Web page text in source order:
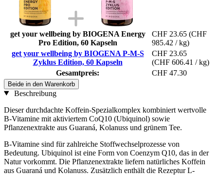
get your wellbeing by BIOGENA Energy
Pro Edition, 60 Kapseln
CHF 23.65 (CHF
985.42 / kg)
get your wellbeing by BIOGENA P-M-S
Zyklus Edition, 60 Kapseln
CHF 23.65
(CHF 606.41 / kg)
Gesamtpreis:
CHF 47.30
Beide in den Warenkorb
Beschreibung
Dieser durchdachte Koffein-Spezialkomplex kombiniert wertvolle
B-Vitamine mit aktiviertem CoQ10 (Ubiquinol) sowie
Pflanzenextrakte aus Guaraná, Kolanuss und grünem Tee.
B-Vitamine sind für zahlreiche Stoffwechselprozesse von
Bedeutung. Ubiquinol ist eine Form von Coenzym Q10, das in der
Natur vorkommt. Die Pflanzenextrakte liefern natürliches Koffein
aus Guaraná und Kolanuss. Zusätzlich enthält die Rezeptur L-